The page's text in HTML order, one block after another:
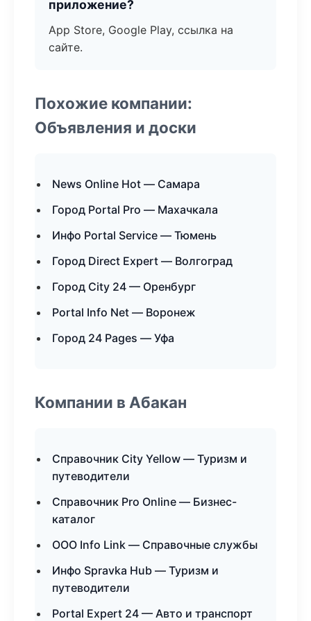
приложение?
App Store, Google Play, ссылка на
сайте.
Похожие компании:
Объявления и доски
News Online Hot — Самара
Город Portal Pro — Махачкала
Инфо Portal Service — Тюмень
Город Direct Expert — Волгоград
Город City 24 — Оренбург
Portal Info Net — Воронеж
Город 24 Pages — Уфа
Компании в Абакан
Справочник City Yellow — Туризм и
путеводители
Справочник Pro Online — Бизнес-
каталог
ООО Info Link — Справочные службы
Инфо Spravka Hub — Туризм и
путеводители
Portal Expert 24 — Авто и транспорт